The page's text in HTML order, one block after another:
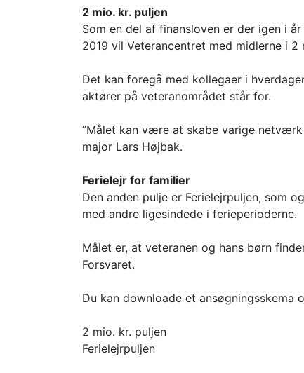
2 mio. kr. puljen
Som en del af finansloven er der igen i
2019 vil Veterancentret med midlerne i
Det kan foregå med kollegaer i
aktører på veteranområdet står for.
”Målet kan være at skabe varige
major Lars Højbak.
Ferielejr for familier
Den anden pulje er Ferielejrpuljen, som
med andre ligesindede i ferieperioderne.
Målet er, at veteranen og hans børn
Forsvaret.
Du kan downloade et
2 mio. kr. puljen
Ferielejrpuljen